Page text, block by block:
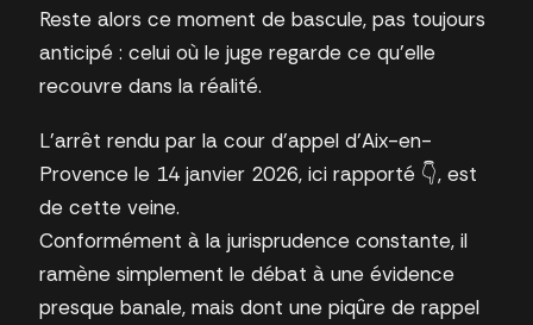
Reste alors ce moment de bascule, pas toujours
anticipé : celui où le juge regarde ce qu’elle
recouvre dans la réalité.
L’arrêt rendu par la cour d’appel d’Aix-en-
Provence le 14 janvier 2026, ici rapporté 👇, est
de cette veine.
Conformément à la jurisprudence constante, il
ramène simplement le débat à une évidence
presque banale, mais dont une piqûre de rappel